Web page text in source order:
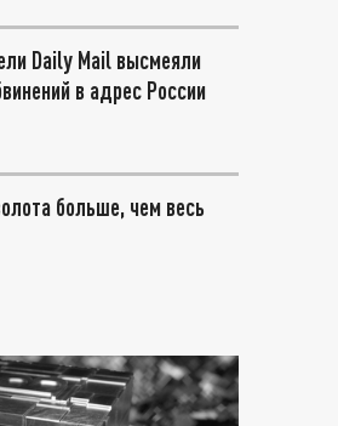
Daily Mail высмеяли
в адрес России
больше, чем весь